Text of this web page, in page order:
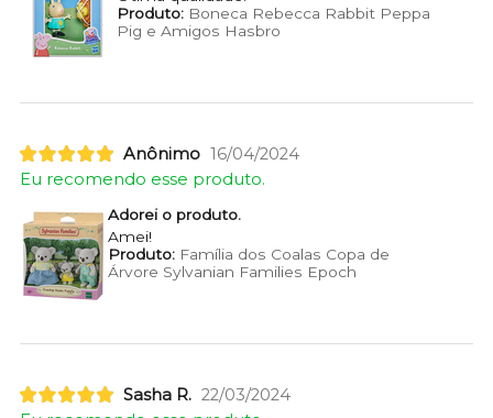
Produto:Boneca Rebecca Rabbit Peppa
Pig e Amigos Hasbro
Anônimo 16/04/2024
Eu recomendo esse produto.
Adorei o produto.
Amei!
Produto:Família dos Coalas Copa de
Árvore Sylvanian Families Epoch
Sasha R. 22/03/2024